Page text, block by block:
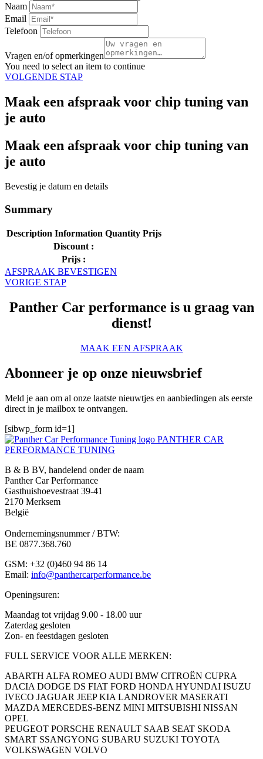
Naam
Email
Telefoon
Vragen en/of opmerkingen
You need to select an item to continue
VOLGENDE STAP
Maak een afspraak voor chip tuning van
je auto
Maak een afspraak voor chip tuning van
je auto
Bevestig je datum en details
Summary
Description Information Quantity Prijs
Discount :
Prijs :
AFSPRAAK BEVESTIGEN
VORIGE STAP
Panther Car performance is u graag van
dienst!
MAAK EEN AFSPRAAK
Abonneer je op onze nieuwsbrief
Meld je aan om al onze laatste nieuwtjes en aanbiedingen als eerste
direct in je mailbox te ontvangen.
[sibwp_form id=1]
PANTHER CAR
PERFORMANCE TUNING
B & B BV, handelend onder de naam
Panther Car Performance
Gasthuishoevestraat 39-41
2170 Merksem
België
Ondernemingsnummer / BTW:
BE 0877.368.760
GSM: +32 (0)460 94 86 14
Email: info@panthercarperformance.be
Openingsuren:
Maandag tot vrijdag 9.00 - 18.00 uur
Zaterdag gesloten
Zon- en feestdagen gesloten
FULL SERVICE VOOR ALLE MERKEN:
ABARTH ALFA ROMEO AUDI BMW CITROËN CUPRA
DACIA DODGE DS FIAT FORD HONDA HYUNDAI ISUZU
IVECO JAGUAR JEEP KIA LANDROVER MASERATI
MAZDA MERCEDES-BENZ MINI MITSUBISHI NISSAN
OPEL
PEUGEOT PORSCHE RENAULT SAAB SEAT SKODA
SMART SSANGYONG SUBARU SUZUKI TOYOTA
VOLKSWAGEN VOLVO